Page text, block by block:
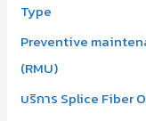
Type
Preventive
(RMU)
บริการ Splice Fiber